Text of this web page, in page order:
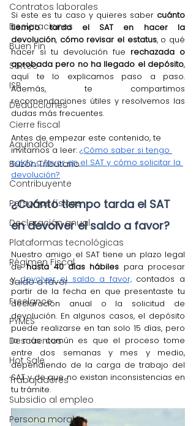
Contratos laborales
Declaraciones
Buen Fin
Sorteo
ISR
Deducciones
Cierre fiscal
Aguinaldo
Buzón Tributario
Contribuyente
Personas físicas
Declaración anual
Plataformas tecnológicas
Régimen Fiscal
Saldo a favor
Freelance
PYMES
Descuentos
Hot Sale
Trabajadores
Subsidio al empleo
Persona moral
Si este es tu caso y quieres saber cuánto
tiempo tarda el SAT en hacer la
devolución, cómo revisar el estatus, o qué
hacer si tu devolución fue rechazada o
aprobada pero no ha llegado el depósito,
aquí te lo explicamos paso a paso.
Además, te compartimos
recomendaciones útiles y resolvemos las
dudas más frecuentes.
Antes de empezar este contenido, te
invitamos a leer: ¿Cómo saber si tengo
saldo a favor en el SAT y cómo solicitar la
devolución?
¿Cuánto tiempo tarda el SAT
en devolver el saldo a favor?
Nuestro amigo el SAT tiene un plazo legal
de hasta 40 días hábiles para procesar
y devolver el saldo a favor, contados a
partir de la fecha en que presentaste tu
declaración anual o la solicitud de
devolución. En algunos casos, el depósito
puede realizarse en tan solo 15 días, pero
lo más común es que el proceso tome
entre dos semanas y mes y medio,
dependiendo de la carga de trabajo del
SAT y de que no existan inconsistencias en
tu trámite.